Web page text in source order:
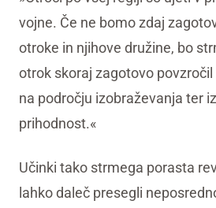
vojne. Če ne bomo zdaj
otroke in njihove družine, bo
otrok skoraj zagotovo
na področju izobraževanja ter
prihodnost.«
Učinki tako strmega porasta
lahko daleč presegli